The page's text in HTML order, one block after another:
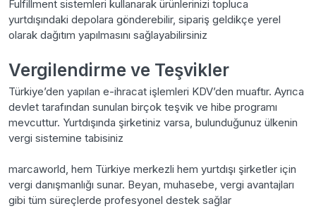
Fulfillment sistemleri kullanarak ürünlerinizi topluca
yurtdışındaki depolara gönderebilir, sipariş geldikçe yerel
olarak dağıtım yapılmasını sağlayabilirsiniz
Vergilendirme ve Teşvikler
Türkiye’den yapılan e-ihracat işlemleri KDV’den muaftır. Ayrıca
devlet tarafından sunulan birçok teşvik ve hibe programı
mevcuttur. Yurtdışında şirketiniz varsa, bulunduğunuz ülkenin
vergi sistemine tabisiniz
marcaworld, hem Türkiye merkezli hem yurtdışı şirketler için
vergi danışmanlığı sunar. Beyan, muhasebe, vergi avantajları
gibi tüm süreçlerde profesyonel destek sağlar